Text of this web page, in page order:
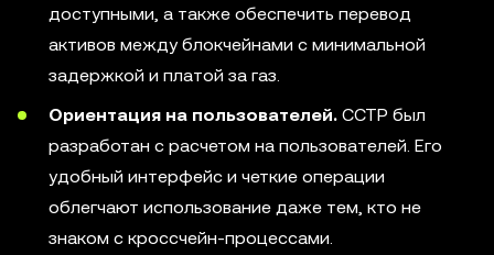
доступными, а также обеспечить перевод
активов между блокчейнами с минимальной
задержкой и платой за газ.
Ориентация на пользователей. CCTP был
разработан с расчетом на пользователей. Его
удобный интерфейс и четкие операции
облегчают использование даже тем, кто не
знаком с кроссчейн-процессами.